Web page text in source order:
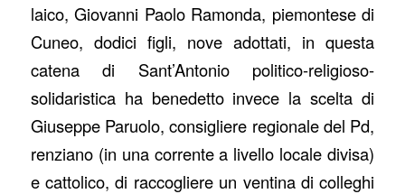
laico, Giovanni Paolo Ramonda, piemontese di
Cuneo, dodici figli, nove adottati, in questa
catena di Sant’Antonio politico-religioso-
solidaristica ha benedetto invece la scelta di
Giuseppe Paruolo, consigliere regionale del Pd,
renziano (in una corrente a livello locale divisa)
e cattolico, di raccogliere un ventina di colleghi